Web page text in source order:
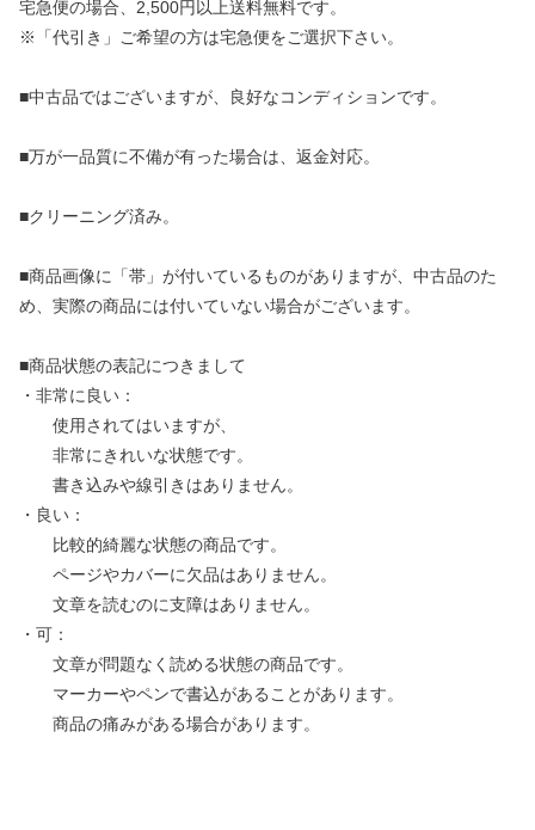
宅急便の場合、2,500円以上送料無料です。
※「代引き」ご希望の方は宅急便をご選択下さい。
■中古品ではございますが、良好なコンディションです。
■万が一品質に不備が有った場合は、返金対応。
■クリーニング済み。
■商品画像に「帯」が付いているものがありますが、中古品のた
め、実際の商品には付いていない場合がございます。
■商品状態の表記につきまして
・非常に良い：
使用されてはいますが、
非常にきれいな状態です。
書き込みや線引きはありません。
・良い：
比較的綺麗な状態の商品です。
ページやカバーに欠品はありません。
文章を読むのに支障はありません。
・可：
文章が問題なく読める状態の商品です。
マーカーやペンで書込があることがあります。
商品の痛みがある場合があります。